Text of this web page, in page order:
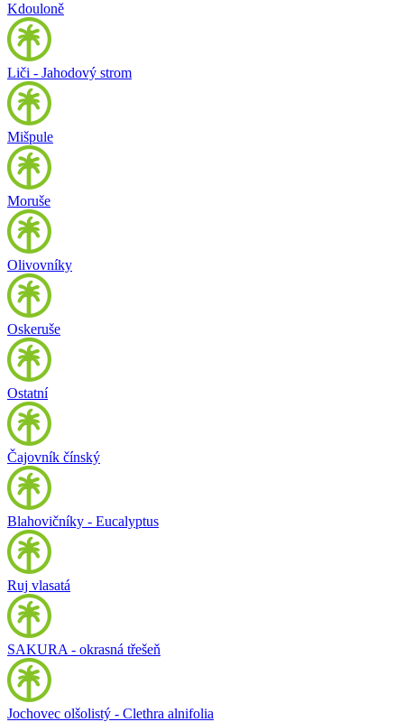
Kdouloně
Liči - Jahodový strom
Mišpule
Moruše
Olivovníky
Oskeruše
Ostatní
Čajovník čínský
Blahovičníky - Eucalyptus
Ruj vlasatá
SAKURA - okrasná třešeň
Jochovec olšolistý - Clethra alnifolia